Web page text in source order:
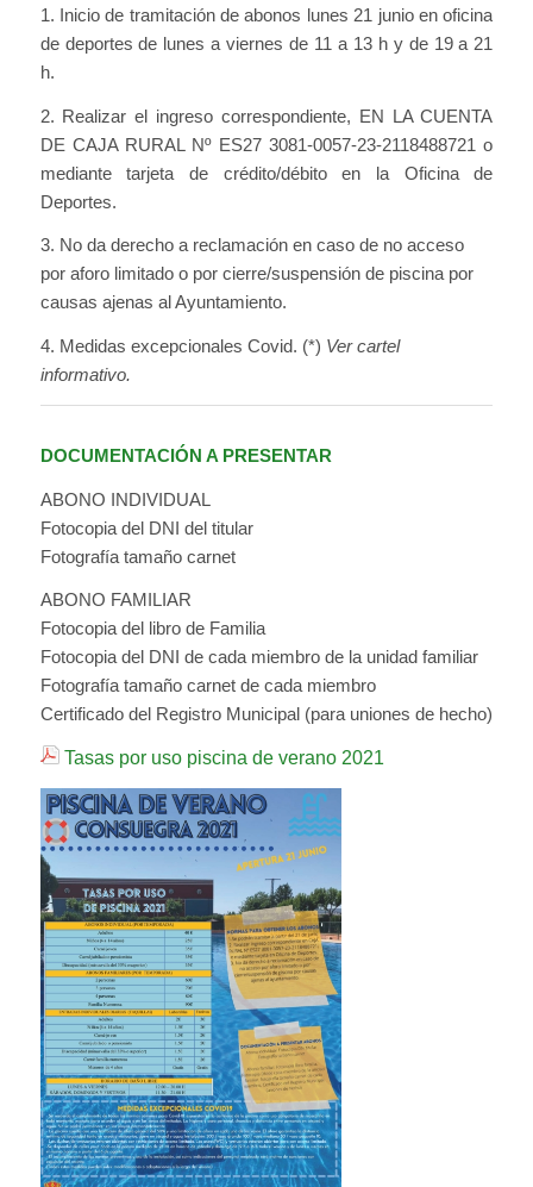
1. Inicio de tramitación de abonos lunes 21 junio en oficina
de deportes de lunes a viernes de 11 a 13 h y de 19 a 21
h.
2. Realizar el ingreso correspondiente, EN LA CUENTA
DE CAJA RURAL Nº ES27 3081-0057-23-2118488721 o
mediante tarjeta de crédito/débito en la Oficina de
Deportes.
3. No da derecho a reclamación en caso de no acceso
por aforo limitado o por cierre/suspensión de piscina por
causas ajenas al Ayuntamiento.
4. Medidas excepcionales Covid. (*) Ver cartel
informativo.
DOCUMENTACIÓN A PRESENTAR
ABONO INDIVIDUAL
Fotocopia del DNI del titular
Fotografía tamaño carnet
ABONO FAMILIAR
Fotocopia del libro de Familia
Fotocopia del DNI de cada miembro de la unidad familiar
Fotografía tamaño carnet de cada miembro
Certificado del Registro Municipal (para uniones de hecho)
Tasas por uso piscina de verano 2021